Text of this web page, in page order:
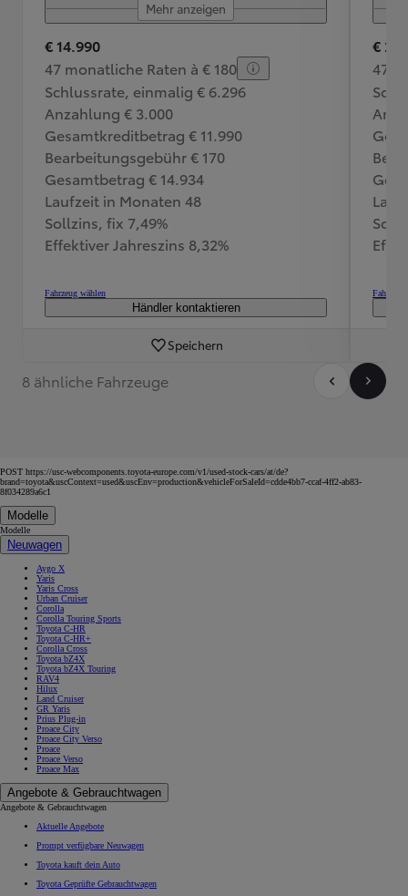
Mehr anzeigen
€ 14.990
47 monatliche Raten à € 180
Schlussrate, einmalig € 6.296
Anzahlung € 3.000
Gesamtkreditbetrag € 11.990
Bearbeitungsgebühr € 170
Gesamtbetrag € 14.934
Laufzeit in Monaten 48
Sollzins, fix 7,49%
Effektiver Jahreszins 8,32%
Fahrzeug wählen
Händler kontaktieren
Speichern
€
47
Fahrzeug
8 ähnliche Fahrzeuge
POST https://usc-webcomponents.toyota-europe.com/v1/used-stock-cars/at/de?
brand=toyota&uscContext=used&uscEnv=production&vehicleForSaleId=cdde4bb7-ccaf-4ff2-ab83-
8f034289a6c1
Modelle
Modelle
Neuwagen
Aygo X
Yaris
Yaris Cross
Urban Cruiser
Corolla
Corolla Touring Sports
Toyota C-HR
Toyota C-HR+
Corolla Cross
Toyota bZ4X
Toyota bZ4X Touring
RAV4
Hilux
Land Cruiser
GR Yaris
Prius Plug-in
Proace City
Proace City Verso
Proace
Proace Verso
Proace Max
Angebote & Gebrauchtwagen
Angebote & Gebrauchtwagen
Aktuelle Angebote
Prompt verfügbare Neuwagen
Toyota kauft dein Auto
Toyota Geprüfte Gebrauchtwagen